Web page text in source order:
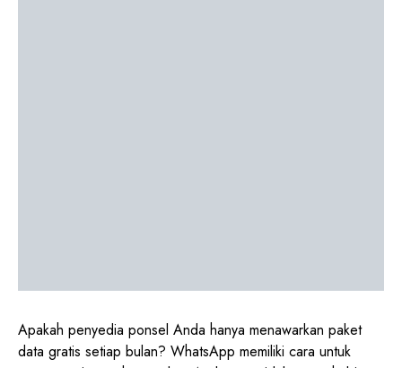
Apakah penyedia ponsel Anda hanya menawarkan paket
data gratis setiap bulan? WhatsApp memiliki cara untuk